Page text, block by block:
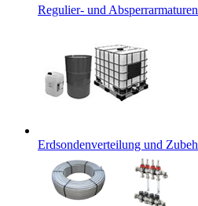
Regulier- und Absperrarmaturen
Erdsondenverteilung und